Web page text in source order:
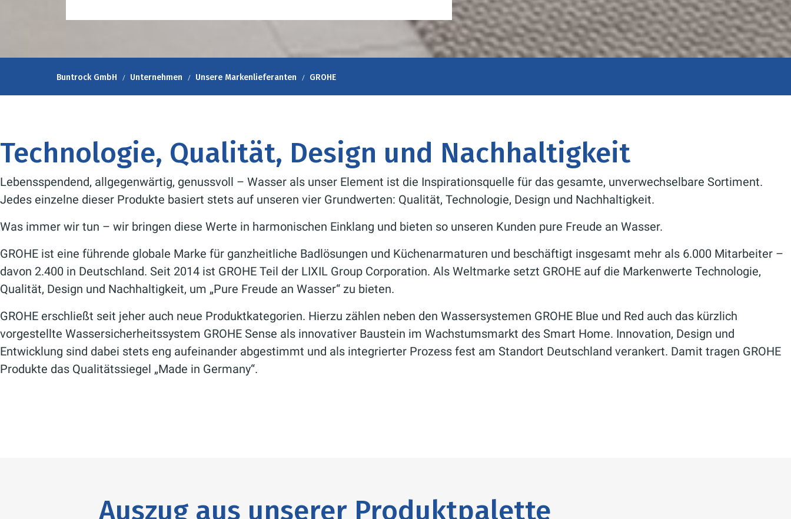
Buntrock GmbH Unternehmen Unsere Markenlieferanten GROHE
Technologie, Qualität, Design und Nachhaltigkeit
Lebensspendend, allgegenwärtig, genussvoll – Wasser als unser Element ist die Inspirationsquelle für das gesamte, unverwechselbare Sortiment.
Jedes einzelne dieser Produkte basiert stets auf unseren vier Grundwerten: Qualität, Technologie, Design und Nachhaltigkeit.
Was immer wir tun – wir bringen diese Werte in harmonischen Einklang und bieten so unseren Kunden pure Freude an Wasser.
GROHE ist eine führende globale Marke für ganzheitliche Badlösungen und Küchenarmaturen und beschäftigt insgesamt mehr als 6.000 Mitarbeiter –
davon 2.400 in Deutschland. Seit 2014 ist GROHE Teil der LIXIL Group Corporation. Als Weltmarke setzt GROHE auf die Markenwerte Technologie,
Qualität, Design und Nachhaltigkeit, um „Pure Freude an Wasser“ zu bieten.
GROHE erschließt seit jeher auch neue Produktkategorien. Hierzu zählen neben den Wassersystemen GROHE Blue und Red auch das kürzlich
vorgestellte Wassersicherheitssystem GROHE Sense als innovativer Baustein im Wachstumsmarkt des Smart Home. Innovation, Design und
Entwicklung sind dabei stets eng aufeinander abgestimmt und als integrierter Prozess fest am Standort Deutschland verankert. Damit tragen GROHE
Produkte das Qualitätssiegel „Made in Germany“.
Auszug aus unserer Produktpalette